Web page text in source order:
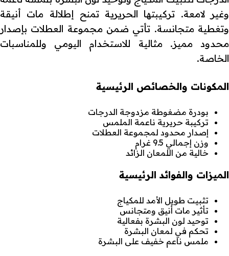
وغير لامعة. تركيبتها الحريرية تمنح إطلالة مات أنيقة
وتغطية متجانسة. تأتي ضمن مجموعة العطلات بإصدار
محدود مميز. مثالية للاستخدام اليومي وللمناسبات
الخاصة.
المكونات والخصائص الرئيسية
بودرة مضغوطة مزدوجة الدرجات
تركيبة حريرية ناعمة الملمس
إصدار محدود لمجموعة العطلات
وزن إجمالي 9.5 غرام
خالية من اللمعان الزائد
الميزات والفوائد الرئيسية
تثبيت طويل الأمد للمكياج
تأثير مات أنيق ومتجانس
توحيد لون البشرة بفعالية
تحكم في لمعان البشرة
ملمس ناعم خفيف على البشرة